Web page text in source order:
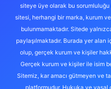
siteye üye olarak bu sorumluluğu
sitesi, herhangi bir marka, kurum
bulunmamaktadır. Sitede
paylaşılmaktadır. Burada yer
olup, gerçek kurum ve kişiler
Gerçek kurum ve kişiler ile isim
Sitemiz, kar amacı gütmeyen ve
platformudur. Hukuka ve yasal